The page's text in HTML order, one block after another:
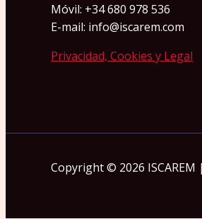
Móvil: +34 680 978 536
E-mail: info@iscarem.com
Privacidad, Cookies y Legal
Copyright © 2026 ISCAREM